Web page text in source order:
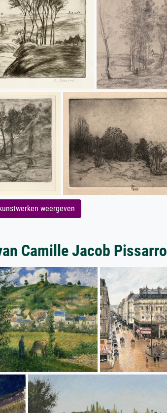
weergeven
Camille Jacob Pissarro